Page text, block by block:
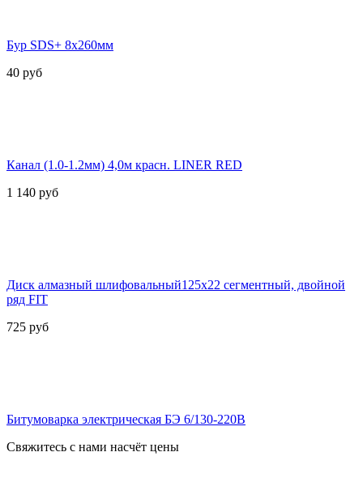
Бур SDS+ 8х260мм
40 руб
Канал (1.0-1.2мм) 4,0м красн. LINER RED
1 140 руб
Диск алмазный шлифовальный125х22 сегментный, двойной
ряд FIT
725 руб
Битумоварка электрическая БЭ 6/130-220В
Свяжитесь с нами насчёт цены